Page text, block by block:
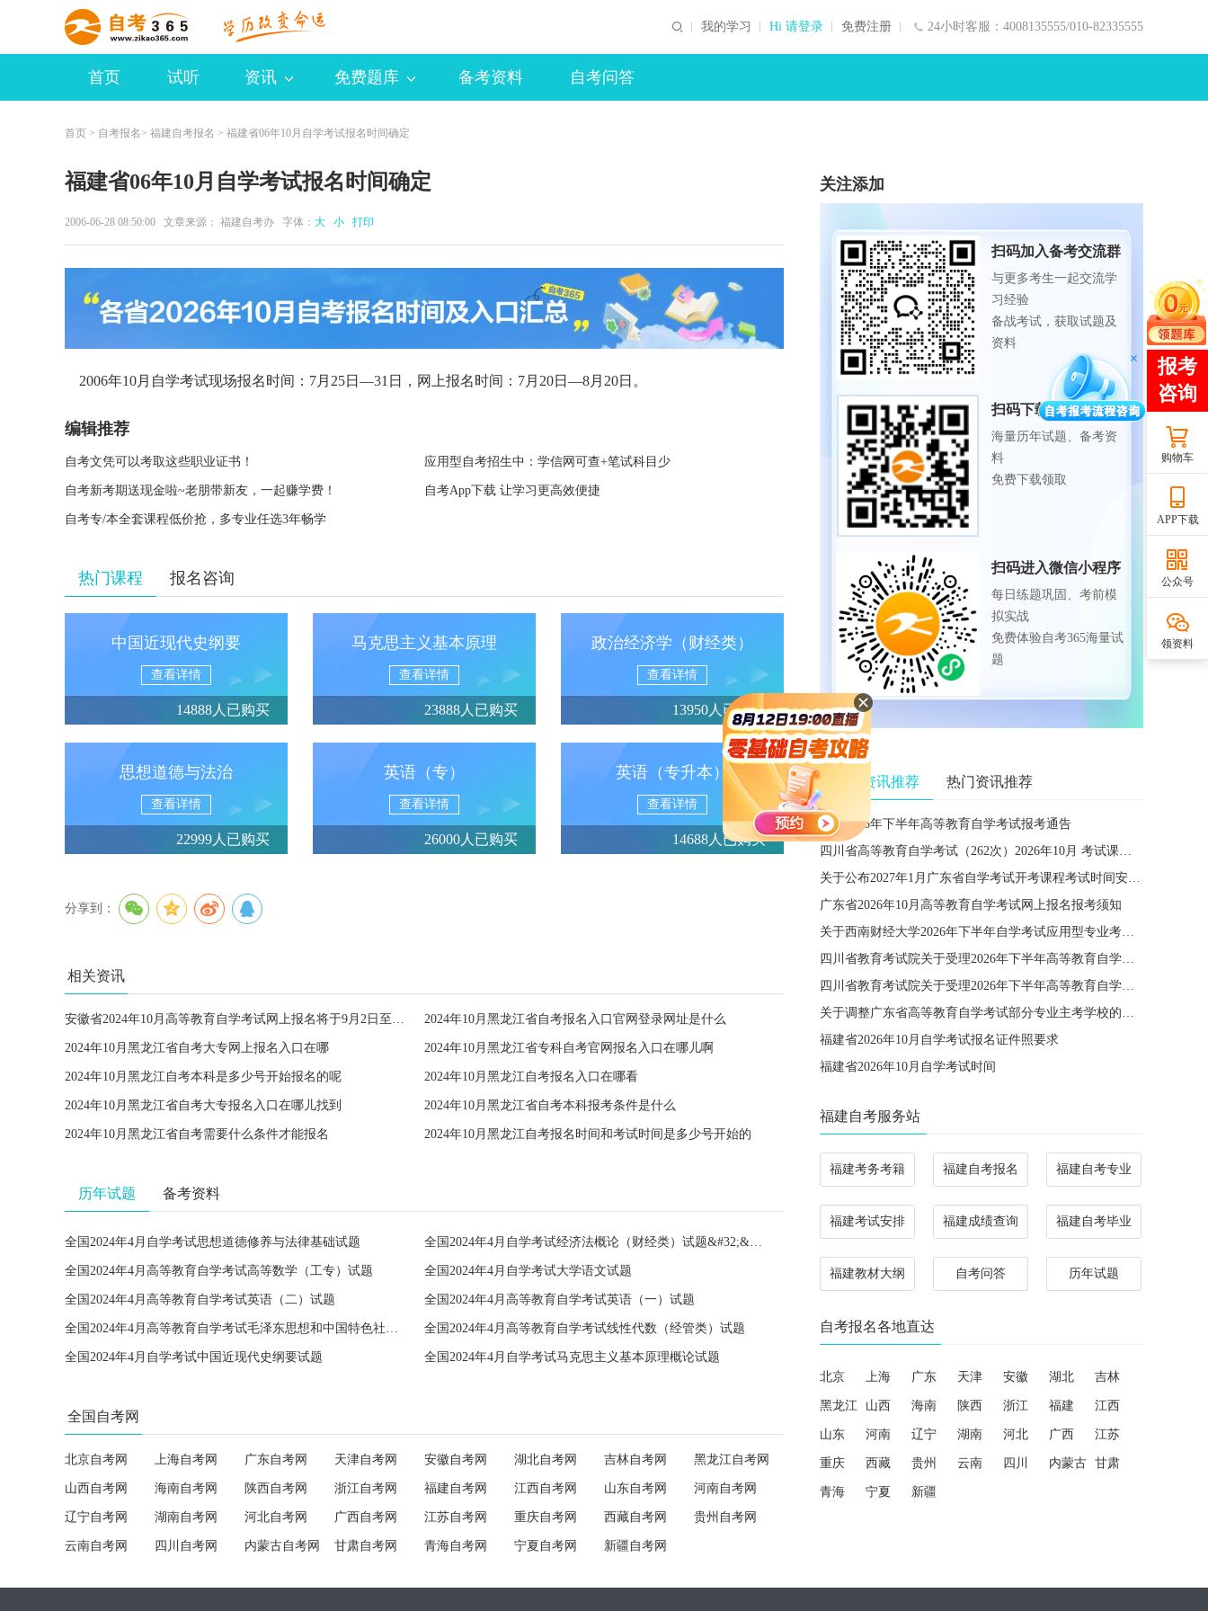
24小时客服：4008135555/010-82335555
我的学习 Hi 请登录 免费注册
首页 试听 资讯 免费题库 备考资料 自考问答
首页 > 自考报名 > 福建自考报名 > 福建省06年10月自学考试报名时间确定
福建省06年10月自学考试报名时间确定
2006-06-28 08:50:00 文章来源： 福建自考办 字体： 大 小 打印
2006年10月自学考试现场报名时间：7月25日—31日，网上报名时间：7月20日—8月20日。
编辑推荐
自考文凭可以考取这些职业证书！ 应用型自考招生中：学信网可查+笔试科目少
自考新考期送现金啦~老朋带新友，一起赚学费！ 自考App下载 让学习更高效便捷
自考专/本全套课程低价抢，多专业任选3年畅学
热门课程 报名咨询
中国近现代史纲要
查看详情
14888人已购买
马克思主义基本原理
查看详情
23888人已购买
政治经济学（财经类）
查看详情
13950人已购买
思想道德与法治
查看详情
22999人已购买
英语（专）
查看详情
26000人已购买
英语（专升本）
查看详情
14688人已购买
分享到：
相关资讯
安徽省2024年10月高等教育自学考试网上报名将于9月2日至6日进行 2024年10月黑龙江省自考报名入口官网登录网址是什么
2024年10月黑龙江省自考大专网上报名入口在哪 2024年10月黑龙江省专科自考官网报名入口在哪儿啊
2024年10月黑龙江自考本科是多少号开始报名的呢 2024年10月黑龙江自考报名入口在哪看
2024年10月黑龙江省自考大专报名入口在哪儿找到 2024年10月黑龙江省自考本科报考条件是什么
2024年10月黑龙江省自考需要什么条件才能报名 2024年10月黑龙江自考报名时间和考试时间是多少号开始的
历年试题 备考资料
全国2024年4月自学考试思想道德修养与法律基础试题 全国2024年4月自学考试经济法概论（财经类）试题&#32;&#32;
全国2024年4月高等教育自学考试高等数学（工专）试题 全国2024年4月自学考试大学语文试题
全国2024年4月高等教育自学考试英语（二）试题 全国2024年4月高等教育自学考试英语（一）试题
全国2024年4月高等教育自学考试毛泽东思想和中国特色社会主义理论体系概论试题 全国2024年4月高等教育自学考试线性代数（经管类）试题
全国2024年4月自学考试中国近现代史纲要试题 全国2024年4月自学考试马克思主义基本原理概论试题
全国自考网
北京自考网 上海自考网 广东自考网 天津自考网 安徽自考网 湖北自考网 吉林自考网 黑龙江自考网
山西自考网 海南自考网 陕西自考网 浙江自考网 福建自考网 江西自考网 山东自考网 河南自考网
辽宁自考网 湖南自考网 河北自考网 广西自考网 江苏自考网 重庆自考网 西藏自考网 贵州自考网
云南自考网 四川自考网 内蒙古自考网 甘肃自考网 青海自考网 宁夏自考网 新疆自考网
关注添加
扫码加入备考交流群
与更多考生一起交流学
习经验
备战考试，获取试题及
资料
扫码下载APP
海量历年试题、备考资
料
免费下载领取
扫码进入微信小程序
每日练题巩固、考前模
拟实战
免费体验自考365海量试
题
相关资讯推荐 热门资讯推荐
宁夏2026年下半年高等教育自学考试报考通告
四川省高等教育自学考试（262次）2026年10月 考试课程简表
关于公布2027年1月广东省自学考试开考课程考试时间安排和使用教材的通知
广东省2026年10月高等教育自学考试网上报名报考须知
关于西南财经大学2026年下半年自学考试应用型专业考籍更改办理的通知
四川省教育考试院关于受理2026年下半年高等教育自学考试省际转考申请的通告
四川省教育考试院关于受理2026年下半年高等教育自学考试考籍更改申请的通告
关于调整广东省高等教育自学考试部分专业主考学校的通知
福建省2026年10月自学考试报名证件照要求
福建省2026年10月自学考试时间
福建自考服务站
福建考务考籍 福建自考报名 福建自考专业
福建考试安排 福建成绩查询 福建自考毕业
福建教材大纲 自考问答 历年试题
自考报名各地直达
北京 上海 广东 天津 安徽 湖北 吉林
黑龙江 山西 海南 陕西 浙江 福建 江西
山东 河南 辽宁 湖南 河北 广西 江苏
重庆 西藏 贵州 云南 四川 内蒙古 甘肃
青海 宁夏 新疆
购物车
APP下载
公众号
领资料